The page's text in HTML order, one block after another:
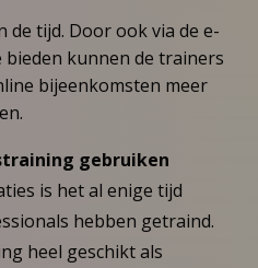
de tijd. Door ook via de e-
kunnen de trainers
bijeenkomsten meer
gebruiken
is het al enige tijd
hebben getraind.
heel geschikt als